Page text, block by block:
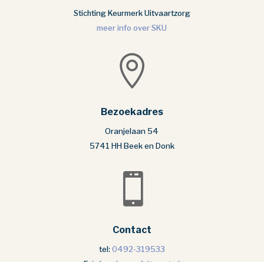
Stichting Keurmerk Uitvaartzorg
meer info over SKU

Bezoekadres
Oranjelaan 54
5741 HH Beek en Donk

Contact
tel:0492-319533